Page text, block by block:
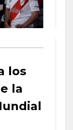
los
la